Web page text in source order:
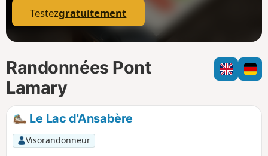
Testezgratuitement
Randonnées Pont
Lamary
Le Lac d'Ansabère
Visorandonneur